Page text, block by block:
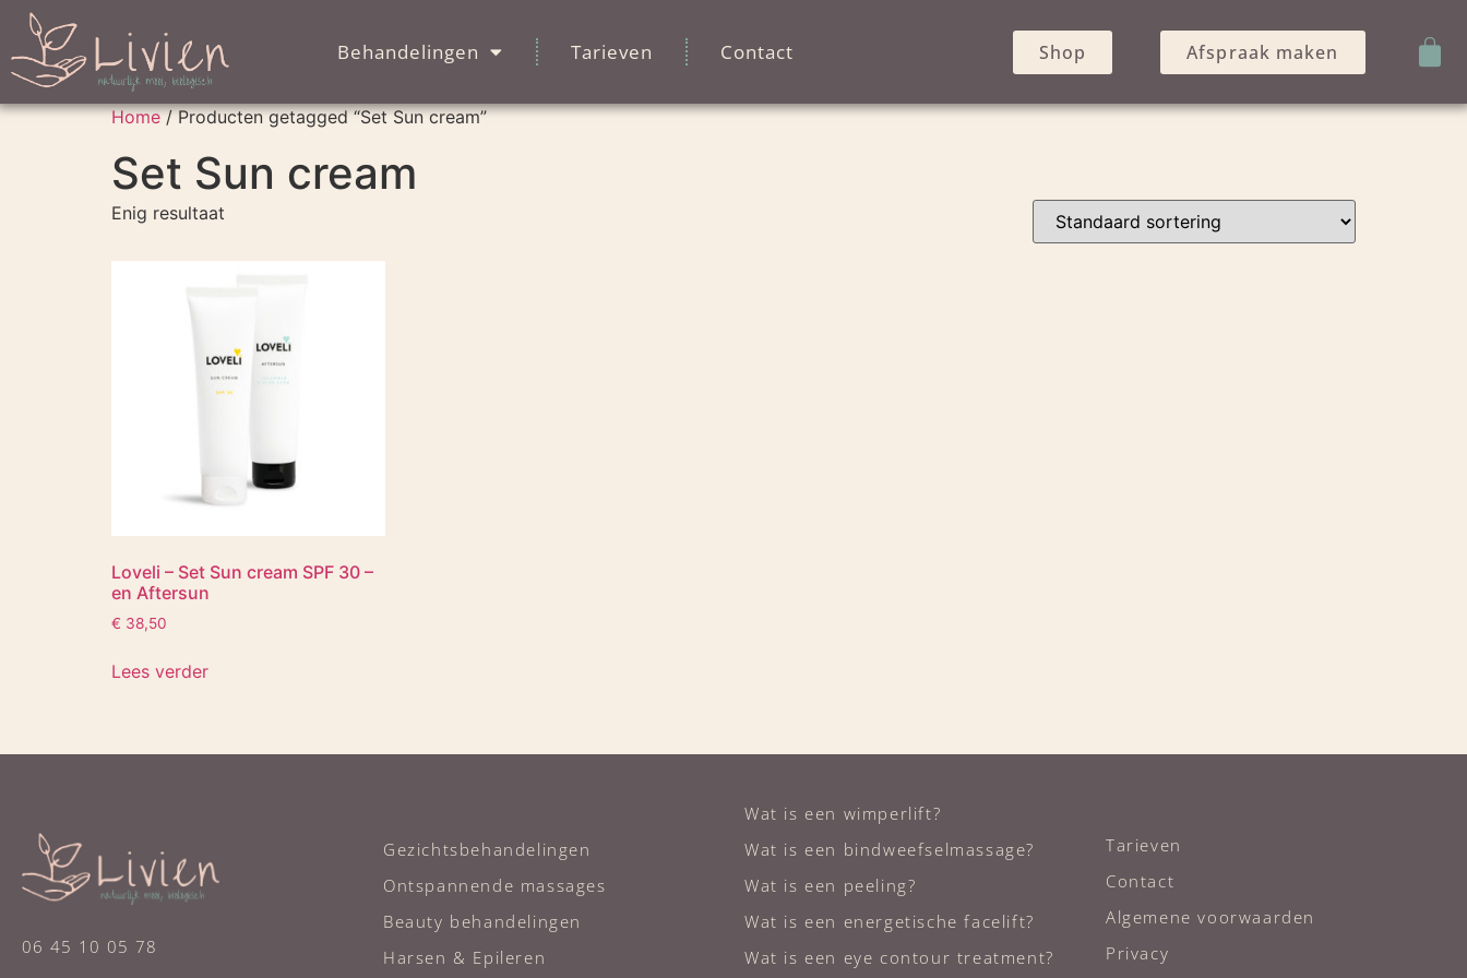
Behandelingen Tarieven Contact Shop Afspraak maken
Home/ Producten getagged “Set Sun cream”
Set Sun cream
Enig resultaat
Loveli – Set Sun cream SPF 30 –
en Aftersun
€ 38,50
Lees verder
06 45 10 05 78
Gezichtsbehandelingen
Ontspannende massages
Beauty behandelingen
Harsen & Epileren
Wat is een wimperlift?
Wat is een bindweefselmassage?
Wat is een peeling?
Wat is een energetische facelift?
Wat is een eye contour treatment?
Tarieven
Contact
Algemene voorwaarden
Privacy